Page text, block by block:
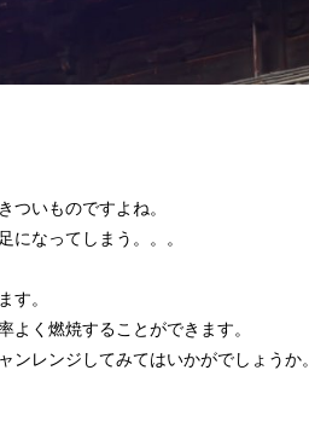
いものですよね。
なってしまう。。。
す。
く燃焼することができます。
レンジしてみてはいかがでしょうか。